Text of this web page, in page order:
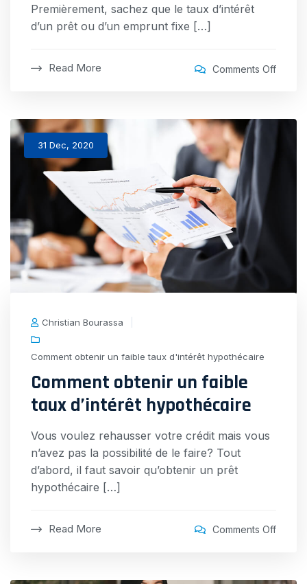
Premièrement, sachez que le taux d’intérêt
d’un prêt ou d’un emprunt fixe […]
Read More Comments Offon
les
31 Dec, 2020
Christian Bourassa
Comment obtenir un faible taux d'intérêt hypothécaire
Comment obtenir un faible
taux d’intérêt hypothécaire
Vous voulez rehausser votre crédit mais vous
n’avez pas la possibilité de le faire? Tout
d’abord, il faut savoir qu’obtenir un prêt
hypothécaire […]
Read More Comments Offon
un